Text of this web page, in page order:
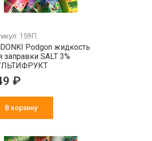
159П
Podgon жидкость
заправки SALT 3%
₽
В корзину